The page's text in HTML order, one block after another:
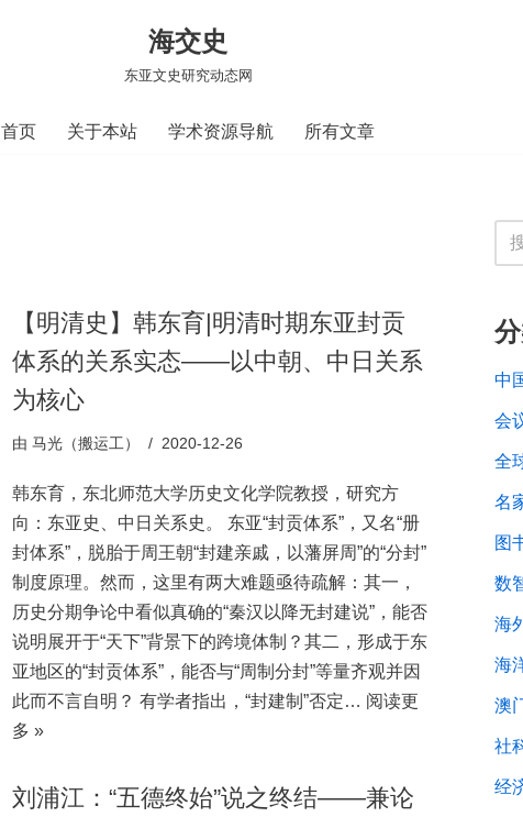
海交史
东亚文史研究动态网
首页 关于本站 学术资源导航 所有文章
【明清史】韩东育|明清时期东亚封贡
体系的关系实态——以中朝、中日关系
为核心
由 马光（搬运工） 2020-12-26
韩东育，东北师范大学历史文化学院教授，研究方
向：东亚史、中日关系史。 东亚“封贡体系”，又名“册
封体系”，脱胎于周王朝“封建亲戚，以藩屏周”的“分封”
制度原理。然而，这里有两大难题亟待疏解：其一，
历史分期争论中看似真确的“秦汉以降无封建说”，能否
说明展开于“天下”背景下的跨境体制？其二，形成于东
亚地区的“封贡体系”，能否与“周制分封”等量齐观并因
此而不言自明？ 有学者指出，“封建制”否定… 阅读更
多 »
刘浦江：“五德终始”说之终结——兼论
中
会
全
名
图
数
海
海
澳
社
经